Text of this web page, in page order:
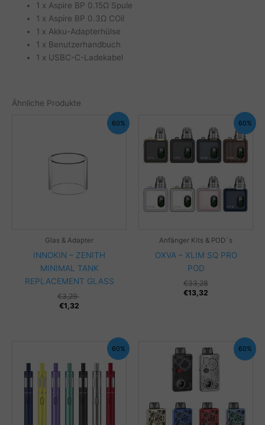
1 x Aspire BP 0.15Ω Spule
1 x Aspire BP 0.3Ω COil
1 x Akku-Adapterhülse
1 x Benutzerhandbuch
1 x USBC-C-Ladekabel
Ähnliche Produkte
60%
Glas & Adapter
INNOKIN – ZENITH
MINIMAL TANK
REPLACEMENT GLASS
€3,29
€1,32
60%
Anfänger Kits & POD´s
OXVA – XLIM SQ PRO
POD
€33,28
€13,32
60% 60%